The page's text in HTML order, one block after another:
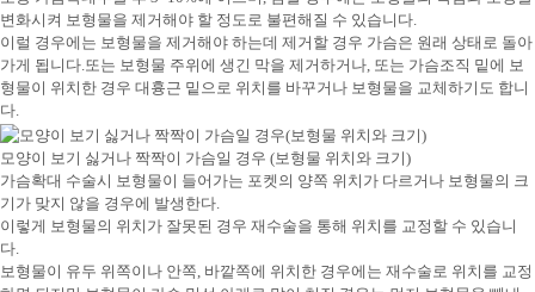
변화시켜 보형물을 제거해야 할 정도로 불편해질 수 있습니다.
이럴 경우에는 보형물을 제거해야 하는데 제거할 경우 가슴은 원래 상태로 돌아
가게 됩니다.또는 보형물 주위에 생긴 막을 제거하거나, 또는 가슴조직 밑에 보
형물이 위치한 경우 대흉근 밑으로 위치를 바꾸거나 보형물을 교체하기도 합니
다.
모양이 보기 싫거나 짝짝이 가슴일 경우 (보형물 위치와 크기)
가슴확대 수술시 보형물이 들어가는 포켓의 양쪽 위치가 다르거나 보형물의 크
기가 맞지 않을 경우에 발생한다.
이렇게 보형물의 위치가 잘못된 경우 재수술을 통해 위치를 교정할 수 있습니
다.
보형물이 유두 위쪽이나 안쪽, 바깥쪽에 위치한 경우에는 재수술로 위치를 교정